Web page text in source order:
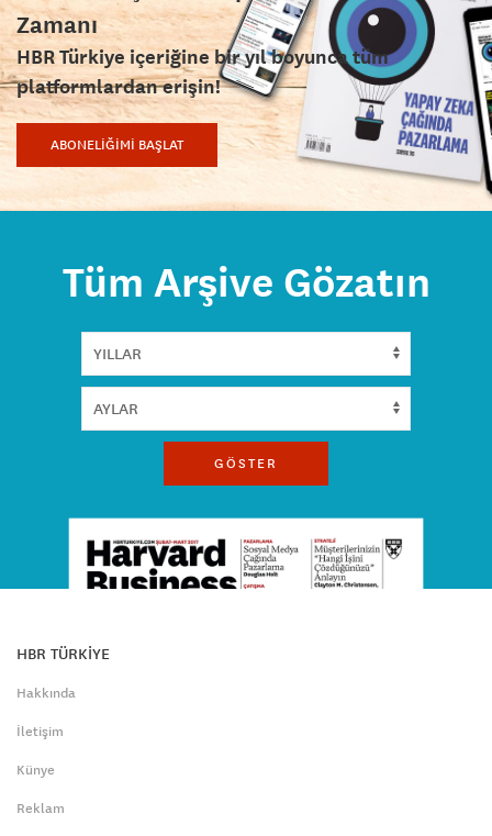
Zamanı
HBR Türkiye içeriğine bir yıl boyunca tüm
platformlardan erişin!
ABONELİĞİMİ BAŞLAT
Tüm Arşive Gözatın
GÖSTER
HBR TÜRKİYE
Hakkında
İletişim
Künye
Reklam